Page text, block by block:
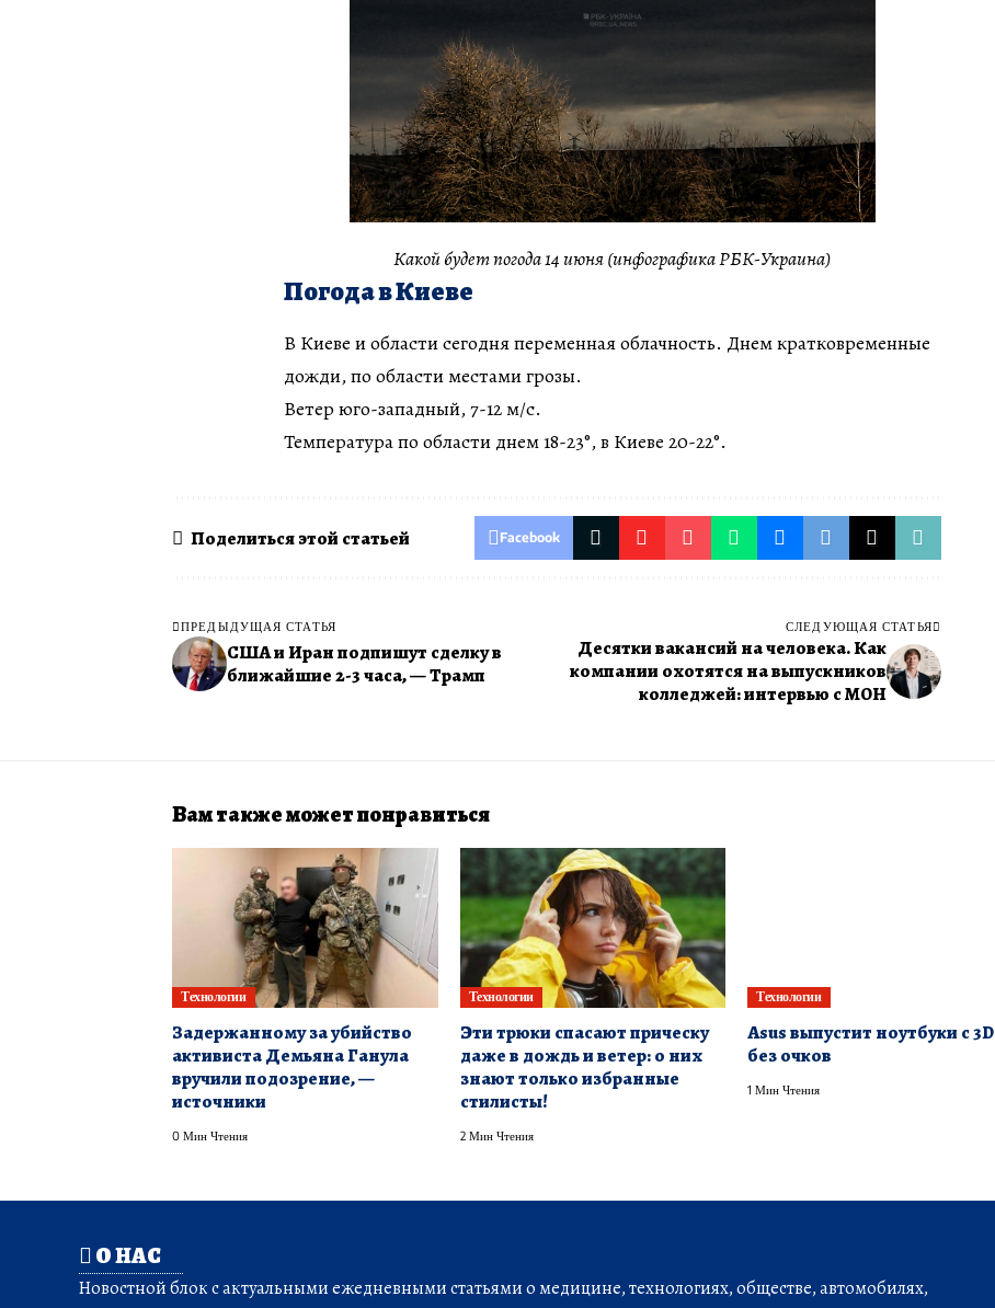
Какой будет погода 14 июня (инфографика РБК-Украина)
Погода в Киеве
В Киеве и области сегодня переменная облачность. Днем кратковременные
дожди, по области местами грозы.
Ветер юго-западный, 7-12 м/с.
Температура по области днем 18-23°, в Киеве 20-22°.
Поделиться этой статьей Facebook
ПРЕДЫДУЩАЯ СТАТЬЯ
США и Иран подпишут сделку в
ближайшие 2-3 часа, — Трамп
СЛЕДУЮЩАЯ СТАТЬЯ
Десятки вакансий на человека. Как
компании охотятся на выпускников
колледжей: интервью с МОН
Вам также может понравиться
Технологии
Задержанному за убийство
активиста Демьяна Ганула
вручили подозрение, —
источники
0 Мин Чтения
Технологии
Эти трюки спасают прическу
даже в дождь и ветер: о них
знают только избранные
стилисты!
2 Мин Чтения
Технологии
Asus выпустит ноутбуки с 3D
без очков
1 Мин Чтения
О НАС
Новостной блок с актуальными ежедневными статьями о медицине, технологиях, обществе, автомобилях,